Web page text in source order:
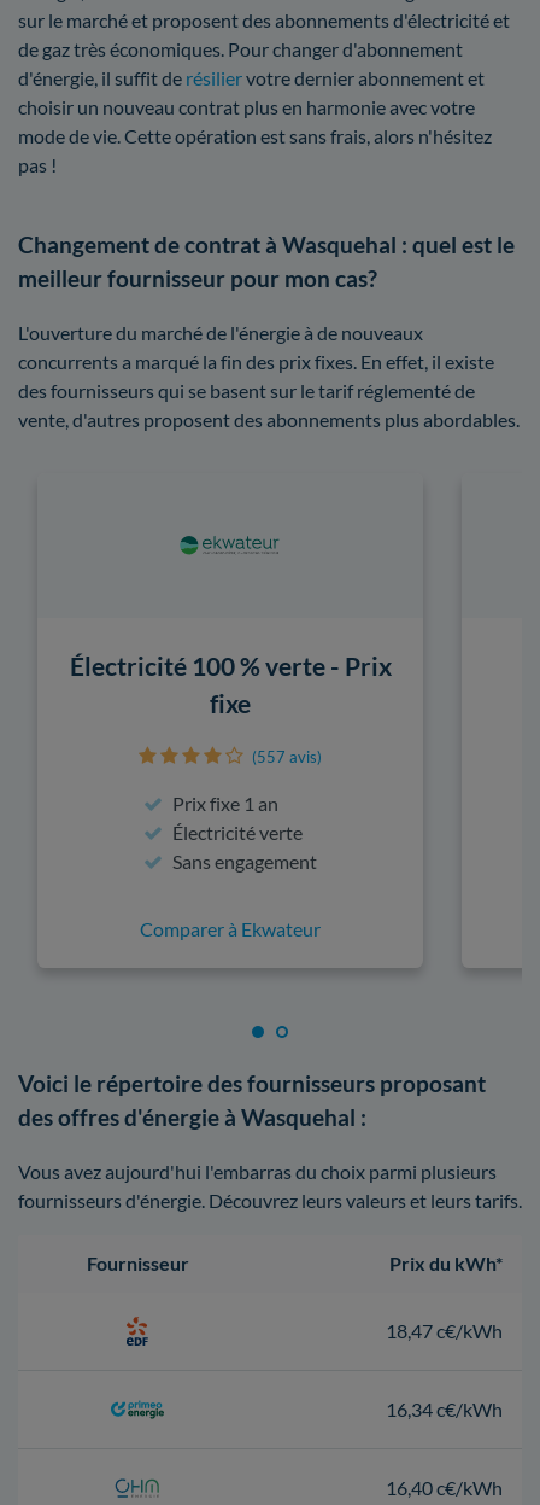
sur le marché et proposent des abonnements d'électricité et
de gaz très économiques. Pour changer d'abonnement
d'énergie, il suffit de résiliervotre dernier abonnement et
choisir un nouveau contrat plus en harmonie avec votre
mode de vie. Cette opération est sans frais, alors n'hésitez
pas !
Changement de contrat à Wasquehal : quel est le
meilleur fournisseur pour mon cas?
L'ouverture du marché de l'énergie à de nouveaux
concurrents a marqué la fin des prix fixes. En effet, il existe
des fournisseurs qui se basent sur le tarif réglementé de
vente, d'autres proposent des abonnements plus abordables.
Électricité 100 % verte - Prix
fixe
(557 avis)
Prix fixe 1 an
Électricité verte
Sans engagement
Comparer à Ekwateur
Voici le répertoire des fournisseurs proposant
des offres d'énergie à Wasquehal :
Vous avez aujourd'hui l'embarras du choix parmi plusieurs
fournisseurs d'énergie. Découvrez leurs valeurs et leurs tarifs.
Fournisseur Prix du kWh*
18,47 c€/kWh
16,34 c€/kWh
16,40 c€/kWh